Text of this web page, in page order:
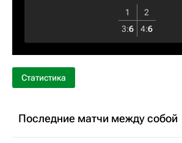
1
2
3:6 4:6
Статистика
Последние матчи между собой